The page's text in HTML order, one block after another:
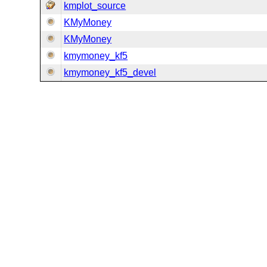
kmplot_source
KMyMoney
KMyMoney
kmymoney_kf5
kmymoney_kf5_devel